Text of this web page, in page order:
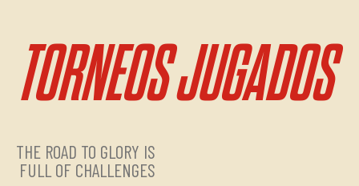
TORNEOS JUGADOS
THE ROAD TO GLORY IS
FULL OF CHALLENGES